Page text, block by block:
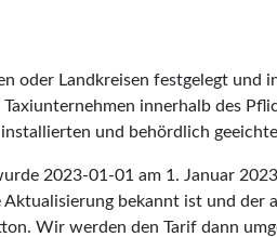
oder Landkreisen festgelegt
innerhalb des
und behördlich
2023-01-01 am 1. Januar
Aktualisierung bekannt ist und der
Wir werden den Tarif dann